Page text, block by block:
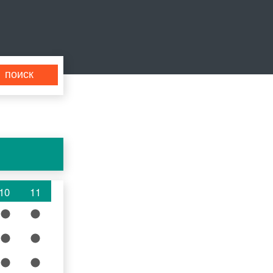
10 11
10
11
10
11
10
11